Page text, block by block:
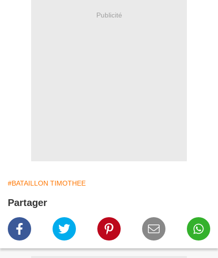
Publicité
#BATAILLON TIMOTHEE
Partager